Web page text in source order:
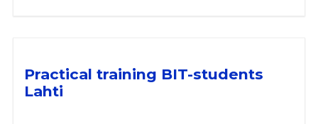
Practical training BIT-students
Lahti